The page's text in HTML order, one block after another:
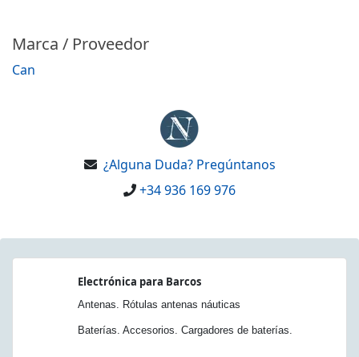
Marca / Proveedor
Can
¿Alguna Duda? Pregúntanos
+34 936 169 976
Electrónica para Barcos
Antenas. Rótulas antenas náuticas
Baterías. Accesorios. Cargadores de baterías.